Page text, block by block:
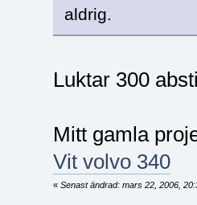
aldrig.
Luktar 300
Mitt gamla
Vit volvo 340
« Senast ändrad: mars 22, 2006,